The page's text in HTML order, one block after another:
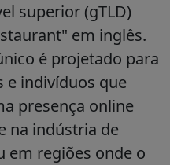
superior (gTLD)
em inglês.
é projetado para
e indivíduos que
presença online
na indústria de
em regiões onde o